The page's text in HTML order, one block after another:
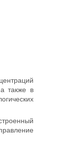
также в